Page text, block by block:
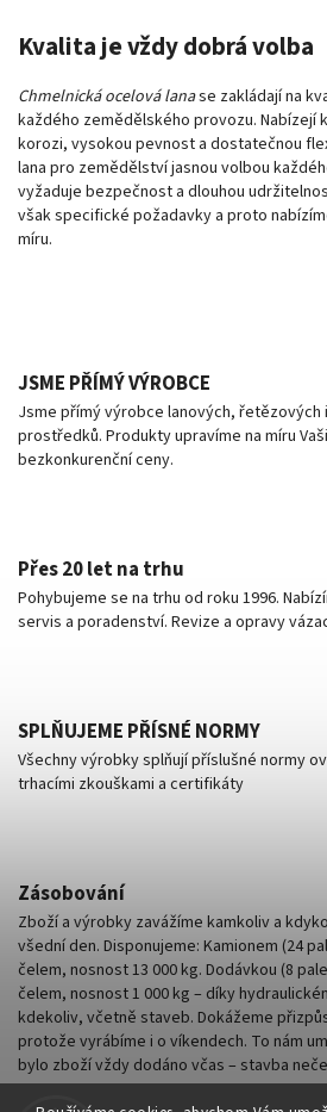
Kvalita je vždy dobrá volba
Chmelnická ocelová lanase zakládají na
každého zemědělského provozu. Nabízejí
korozi, vysokou pevnost a dostatečnou
lana pro zemědělství jasnou volbou
vyžaduje bezpečnost a dlouhou
však specifické požadavky a proto
míru.
JSME PŘÍMÝ VÝROBCE
Jsme přímý výrobce lanových, řetězových
prostředků. Produkty upravíme na míru
bezkonkurenční ceny.
Přes 20 let na trhu
Pohybujeme se na trhu od roku 1996.
servis a poradenství. Revize a opravy
SPLŇUJEME PŘÍSNÉ NORMY
Všechny výrobky splňují příslušné normy
trhacími zkouškami a certifikáty
Zásobování
Zboží a výrobky zavážíme kamkoliv a
všední den. Disponujeme: Kamionem (24
čelem, nosnost 13 000 kg. Dodávkou (8
čelem, nosnost 1 000 kg – díky
kdekoliv, včetně staveb. Dokážeme
protože vyrábíme i o víkendech. To nám
bylo zboží vždy dodáno včas – stavba